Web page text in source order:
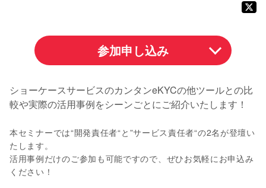
参加申し込み
ショーケースサービスのカンタンeKYCの他ツールとの比
較や実際の活用事例をシーンごとにご紹介いたします！
本セミナーでは“開発責任者“と”サービス責任者“の2名が登壇い
たします。
活用事例だけのご参加も可能ですので、ぜひお気軽にお申込み
ください！